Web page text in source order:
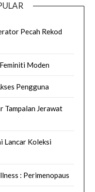
Pecah Rekod
Moden
Pengguna
Tampalan Jerawat
Lancar Koleksi
: Perimenopaus